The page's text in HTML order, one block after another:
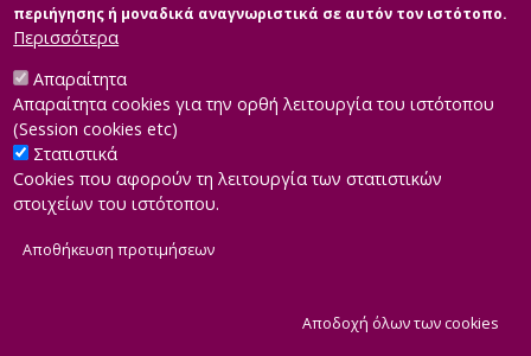
Developed byINTEROPTICS
περιήγησης ή μοναδικά αναγνωριστικά σε αυτόν τον ιστότοπο.
Περισσότερα
Απαραίτητα
Απαραίτητα cookies για την ορθή λειτουργία του ιστότοπου
(Session cookies etc)
Στατιστικά
Cookies που αφορούν τη λειτουργία των στατιστικών
στοιχείων του ιστότοπου.
Αποθήκευση προτιμήσεων
Αποδοχή όλων των cookies